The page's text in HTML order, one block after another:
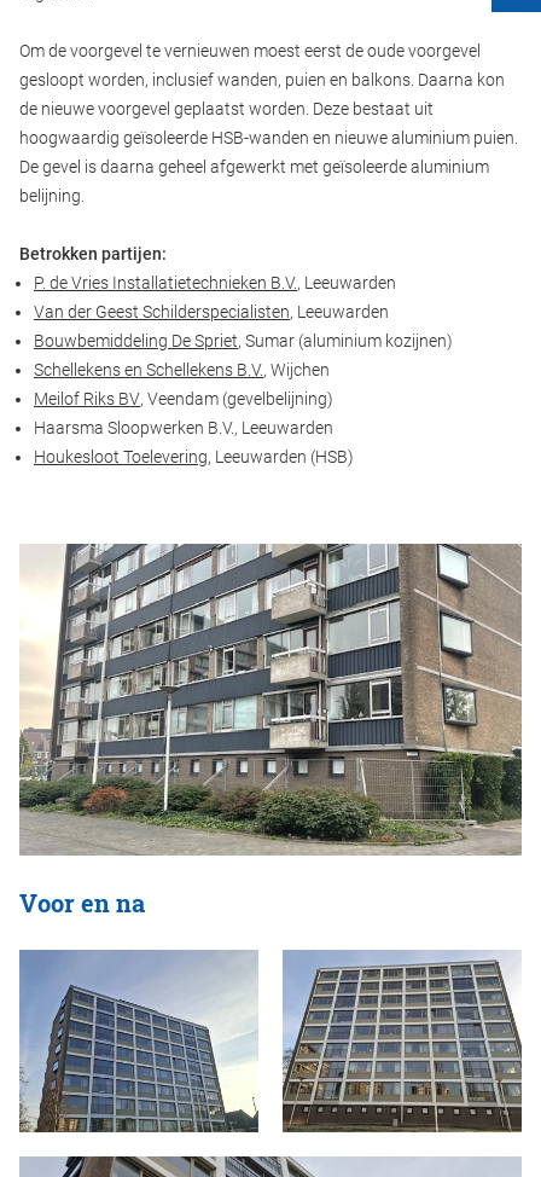
Om de voorgevel te vernieuwen moest eerst de oude voorgevel
gesloopt worden, inclusief wanden, puien en balkons. Daarna kon
de nieuwe voorgevel geplaatst worden. Deze bestaat uit
hoogwaardig geïsoleerde HSB-wanden en nieuwe aluminium puien.
De gevel is daarna geheel afgewerkt met geïsoleerde aluminium
belijning.
Betrokken partijen:
P. de Vries Installatietechnieken B.V., Leeuwarden
Van der Geest Schilderspecialisten, Leeuwarden
Bouwbemiddeling De Spriet, Sumar (aluminium kozijnen)
Schellekens en Schellekens B.V., Wijchen
Meilof Riks BV, Veendam (gevelbelijning)
Haarsma Sloopwerken B.V., Leeuwarden
Houkesloot Toelevering, Leeuwarden (HSB)
Voor en na